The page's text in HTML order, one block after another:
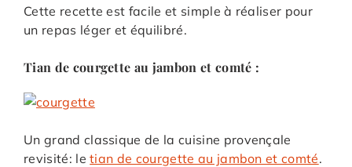
Cette recette est facile et simple à réaliser pour
un repas léger et équilibré.
Tian de courgette au jambon et comté :
Un grand classique de la cuisine provençale
revisité: letian de courgette au jambon et comté.